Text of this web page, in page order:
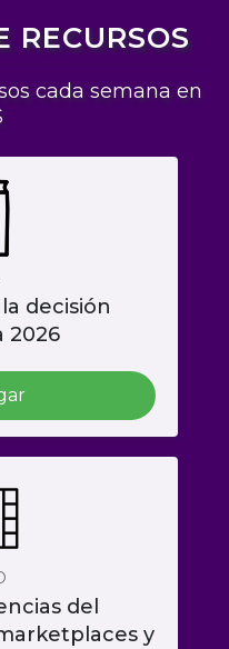
RECURSOS
cada semana en
decisión
2026
del
y